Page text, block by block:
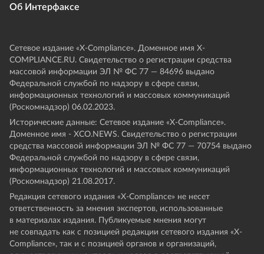
Об Интерфаксе
Сетевое издание «Х-Compliance». Доменное имя X-
COMPLIANCE.RU. Свидетельство о регистрации средства
массовой информации ЭЛ № ФС 77 — 84696 выдано
Федеральной службой по надзору в сфере связи,
информационных технологий и массовых коммуникаций
(Роскомнадзор) 06.02.2023.
Исторические данные: Сетевое издание «Х-Compliance».
Доменное имя - XCO.NEWS. Свидетельство о регистрации
средства массовой информации ЭЛ № ФС 77 — 70754 выдано
Федеральной службой по надзору в сфере связи,
информационных технологий и массовых коммуникаций
(Роскомнадзор) 21.08.2017.
Редакция сетевого издания «X-Compliance» не несет
ответственность за мнения экспертов, использованные
в материалах издания. Публикуемые мнения могут
не совпадать как с позицией редакции сетевого издания «X-
Compliance», так и с позицией органов и организаций,